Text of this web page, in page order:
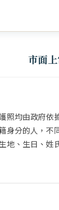
市面
照均由政府依
身分的人，不
地、生日、姓